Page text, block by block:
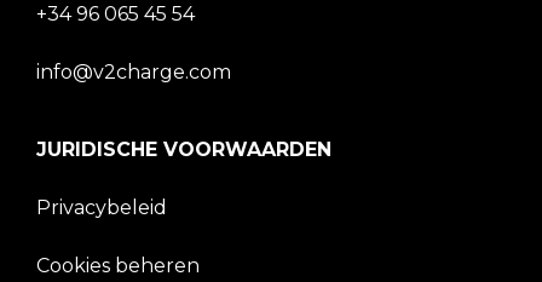
+34 96 065 45 54
info@v2charge.com
JURIDISCHE VOORWAARDEN
Privacybeleid
Cookies beheren